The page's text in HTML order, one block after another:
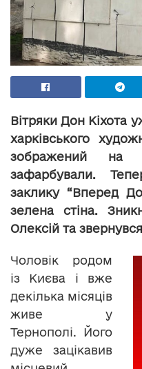
Вітряки Дон Кіхота
харківського
зображений на
зафарбували.
заклику “Вперед
зелена стіна.
Олексій та
Чоловік родом
із Києва і вже
декілька місяців
живе у
Тернополі. Його
дуже зацікавив